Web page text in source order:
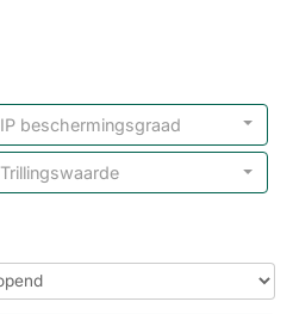
IP beschermingsgraad
Trillingswaarde